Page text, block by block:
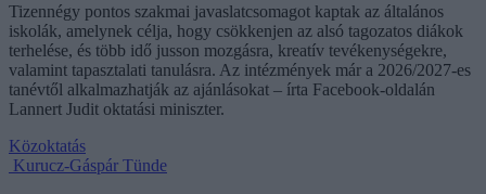
Tizennégy pontos szakmai javaslatcsomagot kaptak az általános
iskolák, amelynek célja, hogy csökkenjen az alsó tagozatos diákok
terhelése, és több idő jusson mozgásra, kreatív tevékenységekre,
valamint tapasztalati tanulásra. Az intézmények már a 2026/2027-es
tanévtől alkalmazhatják az ajánlásokat – írta Facebook-oldalán
Lannert Judit oktatási miniszter.
Közoktatás
Kurucz-Gáspár Tünde